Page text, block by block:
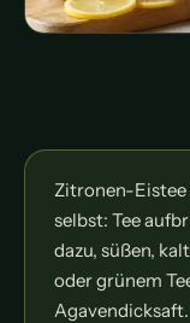
Zitronen-
selbst: Tee
dazu, süßen,
oder grünem